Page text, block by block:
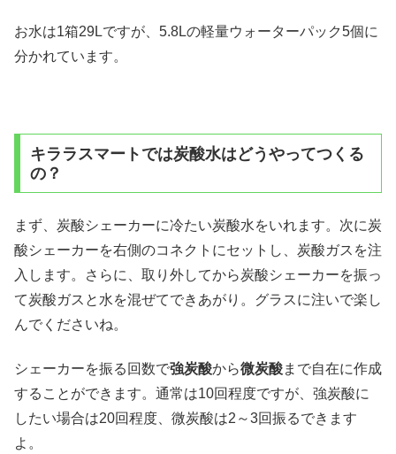
お水は1箱29Lですが、5.8Lの軽量ウォーターパック5個に
分かれています。
キララスマートでは炭酸水はどうやってつくる
の？
まず、炭酸シェーカーに冷たい炭酸水をいれます。次に炭
酸シェーカーを右側のコネクトにセットし、炭酸ガスを注
入します。さらに、取り外してから炭酸シェーカーを振っ
て炭酸ガスと水を混ぜてできあがり。グラスに注いで楽し
んでくださいね。
シェーカーを振る回数で強炭酸から微炭酸まで自在に作成
することができます。通常は10回程度ですが、強炭酸に
したい場合は20回程度、微炭酸は2～3回振るできます
よ。